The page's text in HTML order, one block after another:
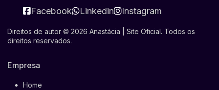
Facebook Linkedin Instagram
Direitos de autor © 2026 Anastácia | Site Oficial. Todos os
direitos reservados.
Empresa
Home